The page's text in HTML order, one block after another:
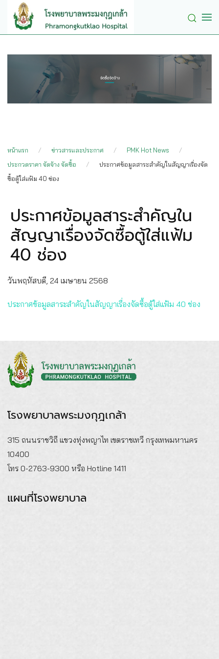
Skip to main content
หน้าแรก ข่าวสารและประกาศ
PMK Hot News
ประกวดราคา จัดจ้าง จัดซื้อ
ประกาศข้อมูลสาระสำคัญในสัญญาเรื่องจัด
ซื้อตู้ใส่แฟ้ม 40 ช่อง
ประกาศข้อมูลสาระสำคัญใน
สัญญาเรื่องจัดซื้อตู้ใส่แฟ้ม
40 ช่อง
วันพฤหัสบดี, 24 เมษายน 2568
ประกาศข้อมูลสาระสำคัญในสัญญาเรื่องจัดซื้อตู้ใส่แฟ้ม 40 ช่อง
โรงพยาบาลพระมงกุฎเกล้า
315 ถนนราชวิถี แขวงทุ่งพญาไท เขตราชเทวี กรุงเทพมหานคร
10400
โทร 0-2763-9300 หรือ Hotline 1411
แผนที่โรงพยาบาล